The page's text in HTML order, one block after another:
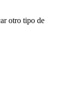
otro tipo de